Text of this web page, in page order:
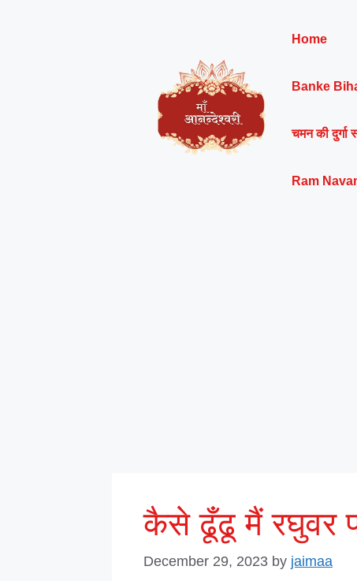
Home
Banke
चमन की दुर्गा
Ram
कैसे ढूँढू मैं रघुवर
December 29, 2023 by jaimaa